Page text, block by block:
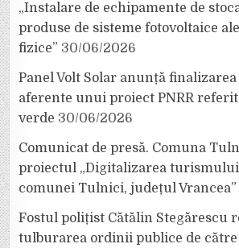
„Instalare de echipamente de
produse de sisteme fotovoltaice
fizice” 30/06/2026
Panel Volt Solar anunță
aferente unui proiect PNRR
verde 30/06/2026
Comunicat de presă. Comuna
proiectul „Digitalizarea
comunei Tulnici, județul Vrancea”
Fostul polițist Cătălin Stegărescu
tulburarea ordinii publice de